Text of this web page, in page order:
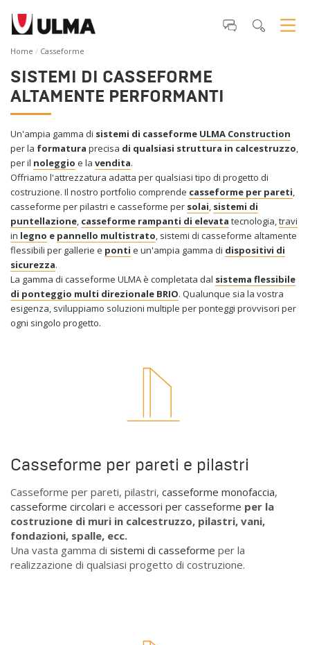
Home Casseforme
SISTEMI DI CASSEFORME
ALTAMENTE PERFORMANTI
Un'ampia gamma di sistemi di casseforme ULMA Construction
per la formatura precisa di qualsiasi struttura in calcestruzzo,
per il noleggio e la vendita.
Offriamo l'attrezzatura adatta per qualsiasi tipo di progetto di
costruzione. Il nostro portfolio comprende casseforme per pareti,
casseforme per pilastri e casseforme per solai, sistemi di
puntellazione, casseforme rampanti di elevata tecnologia,travi
in legno e pannello multistrato, sistemi di casseforme altamente
flessibili per gallerie e ponti e un'ampia gamma di dispositivi di
sicurezza.
La gamma di casseforme ULMA è completata dal sistema flessibile
di ponteggio multi direzionale BRIO. Qualunque sia la vostra
esigenza, sviluppiamo soluzioni multiple per ponteggi provvisori per
ogni singolo progetto.
Casseforme per pareti e pilastri
Casseforme per pareti, pilastri, casseforme monofaccia,
casseforme circolari e accessori per casseforme per la
costruzione di muri in calcestruzzo, pilastri, vani,
fondazioni, spalle, ecc.
Una vasta gamma di sistemi di casseforme per la
realizzazione di qualsiasi progetto di costruzione.